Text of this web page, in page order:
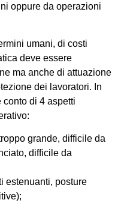
oppure da operazioni
umani, di costi
deve essere
ma anche di attuazione
dei lavoratori. In
conto di 4 aspetti
grande, difficile da
difficile da
estenuanti, posture